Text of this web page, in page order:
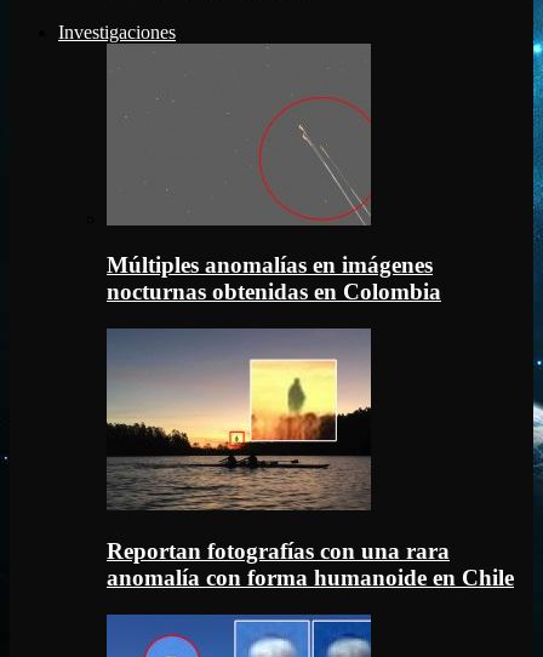
Investigaciones
Múltiples anomalías en imágenes
nocturnas obtenidas en Colombia
Reportan fotografías con una rara
anomalía con forma humanoide en Chile